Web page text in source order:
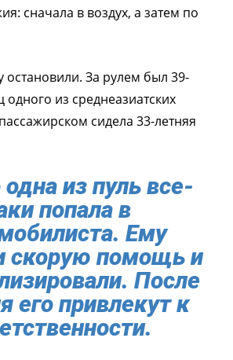
сначала в воздух, а затем по
остановили. За рулем был 39-
из среднеазиатских
сидела 33-летняя
из пуль все-
попала в
Ему
скорую помощь и
После
его привлекут к